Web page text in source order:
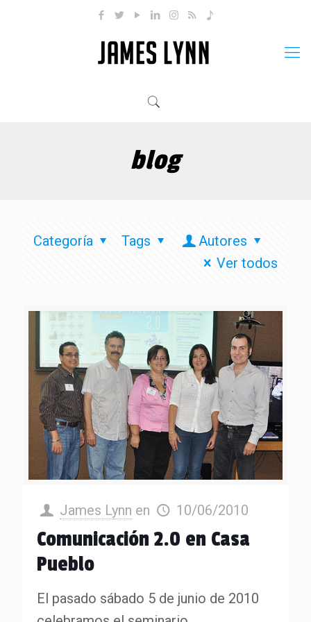
blog
Categoría Tags
Autores
Ver todos
James Lynn en 10/06/2010
Comunicación 2.0 en Casa
Pueblo
El pasado sábado 5 de junio de 2010